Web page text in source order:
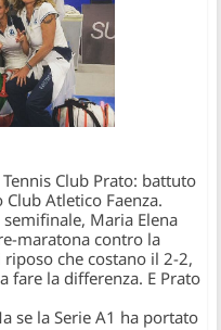
Club Prato: battuto
Atletico Faenza.
Maria Elena
maratona contro la
che costano il 2-2,
fare la differenza. E Prato
se la Serie A1 ha portato